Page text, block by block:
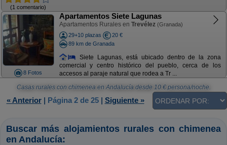
(1 comentario)
8 Fotos
Apartamentos Siete Lagunas
Apartamentos Rurales en Trevélez (Granada)
29+10 plazas
20 €
89 km de Granada
Siete Lagunas, está ubicado dentro de la zona
comercial y centro histórico del pueblo, cerca de los
accesos al paraje natural que rodea a Tr ...
Casas rurales con chimenea en Andalucía desde 10€ persona/noche.
« Anterior| Página 2 de 25| Siguiente »
Buscar más alojamientos rurales con chimenea
en Andalucía: